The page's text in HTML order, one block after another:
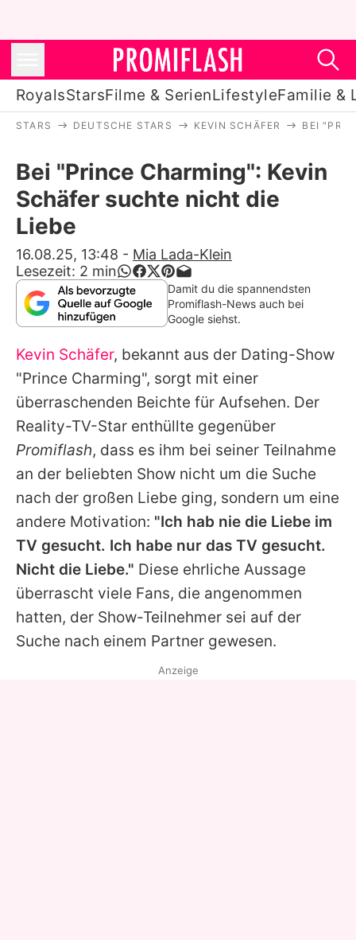
RoyalsStarsFilme & SerienLifestyleFamilie &
Stars
Filme & Serien
Lifestyle
Familie & Liebe
Promiflash Exklusiv
Alle Themen auf Promiflash
Jobs
App runterladen
Team
Redaktionelle Richtlinien
Impressum
Datenschutzerklärung
Nutzungsbedingungen
Utiq verwalten
STARS DEUTSCHE STARS KEVIN SCHÄFER BEI
Bei "Prince Charming": Kevin
Schäfer suchte nicht die
Liebe
16.08.25, 13:48 - Mia Lada-Klein
Lesezeit: 2 min
Damit du die spannendsten
Promiflash-News auch bei
Google siehst.
Kevin Schäfer, bekannt aus der Dating-Show
"Prince Charming", sorgt mit einer
überraschenden Beichte für Aufsehen. Der
Reality-TV-Star enthüllte gegenüber
Promiflash, dass es ihm bei seiner Teilnahme
an der beliebten Show nicht um die Suche
nach der großen Liebe ging, sondern um eine
andere Motivation: "Ich hab nie die Liebe im
TV gesucht. Ich habe nur das TV gesucht.
Nicht die Liebe." Diese ehrliche Aussage
überrascht viele Fans, die angenommen
hatten, der Show-Teilnehmer sei auf der
Suche nach einem Partner gewesen.
Anzeige